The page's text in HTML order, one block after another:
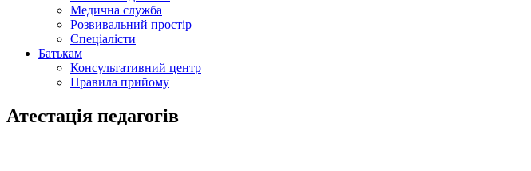
Медична служба
Розвивальний простір
Спеціалісти
Батькам
Консультативний центр
Правила прийому
Атестація педагогів